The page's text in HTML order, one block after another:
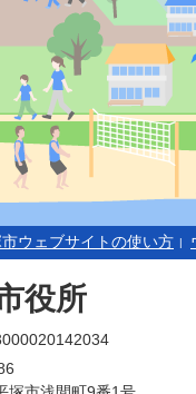
ウェブサイトの使い方
役所